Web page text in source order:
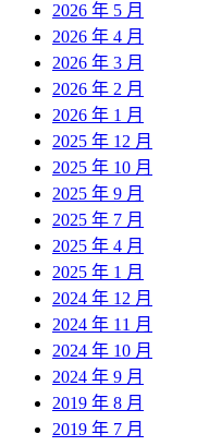
2026 年 5 月
2026 年 4 月
2026 年 3 月
2026 年 2 月
2026 年 1 月
2025 年 12 月
2025 年 10 月
2025 年 9 月
2025 年 7 月
2025 年 4 月
2025 年 1 月
2024 年 12 月
2024 年 11 月
2024 年 10 月
2024 年 9 月
2019 年 8 月
2019 年 7 月